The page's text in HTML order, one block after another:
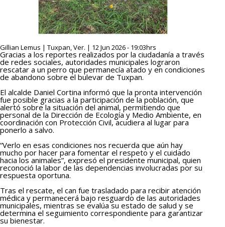
Gillian Lemus | Tuxpan, Ver. | 12 Jun 2026 - 19:03hrs
Gracias a los reportes realizados por la ciudadanía a través
de redes sociales, autoridades municipales lograron
rescatar a un perro que permanecía atado y en condiciones
de abandono sobre el bulevar de Tuxpan.
El alcalde Daniel Cortina informó que la pronta intervención
fue posible gracias a la participación de la población, que
alertó sobre la situación del animal, permitiendo que
personal de la Dirección de Ecología y Medio Ambiente, en
coordinación con Protección Civil, acudiera al lugar para
ponerlo a salvo.
“Verlo en esas condiciones nos recuerda que aún hay
mucho por hacer para fomentar el respeto y el cuidado
hacia los animales”, expresó el presidente municipal, quien
reconoció la labor de las dependencias involucradas por su
respuesta oportuna.
Tras el rescate, el can fue trasladado para recibir atención
médica y permanecerá bajo resguardo de las autoridades
municipales, mientras se evalúa su estado de salud y se
determina el seguimiento correspondiente para garantizar
su bienestar.